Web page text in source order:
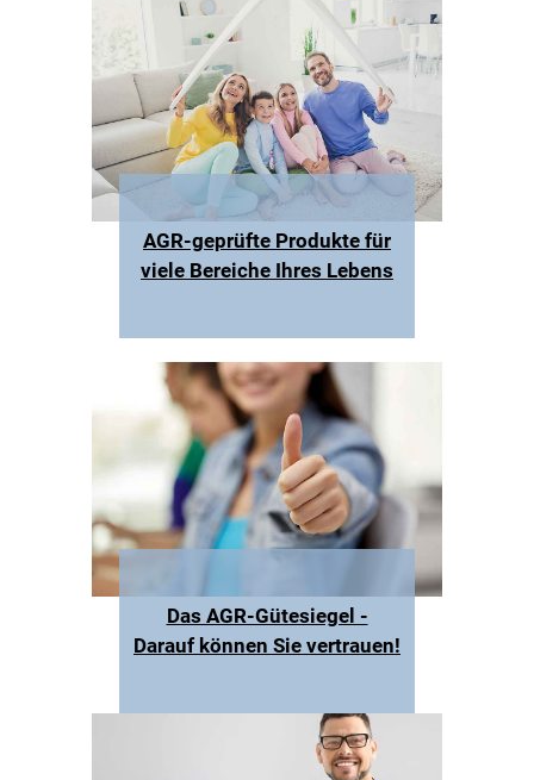
AGR-geprüfte Produkte für
viele Bereiche Ihres Lebens
Das AGR-Gütesiegel -
Darauf können Sie vertrauen!